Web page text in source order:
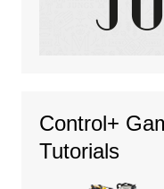
Control+
Tutorials